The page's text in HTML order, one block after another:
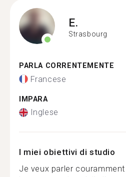
E.
Strasbourg
PARLA CORRENTEMENTE
Francese
IMPARA
Inglese
I miei obiettivi di studio
Je veux parler